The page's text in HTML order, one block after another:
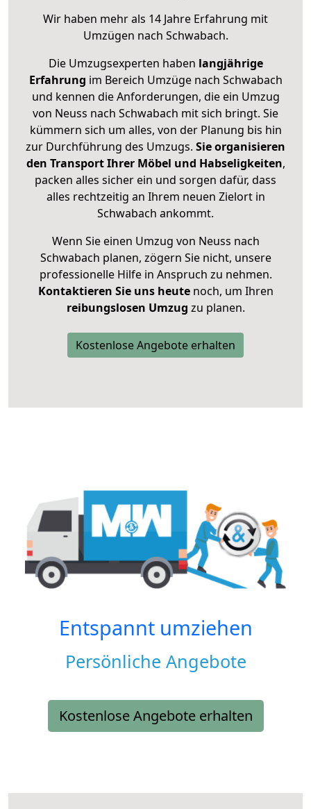
Wir haben mehr als 14 Jahre Erfahrung mit
Umzügen nach Schwabach.
Die Umzugsexperten haben langjährige
Erfahrung im Bereich Umzüge nach Schwabach
und kennen die Anforderungen, die ein Umzug
von Neuss nach Schwabach mit sich bringt. Sie
kümmern sich um alles, von der Planung bis hin
zur Durchführung des Umzugs. Sie organisieren
den Transport Ihrer Möbel und Habseligkeiten,
packen alles sicher ein und sorgen dafür, dass
alles rechtzeitig an Ihrem neuen Zielort in
Schwabach ankommt.
Wenn Sie einen Umzug von Neuss nach
Schwabach planen, zögern Sie nicht, unsere
professionelle Hilfe in Anspruch zu nehmen.
Kontaktieren Sie uns heutenoch, um Ihren
reibungslosen Umzug zu planen.
Kostenlose Angebote erhalten
Entspannt umziehen
Persönliche Angebote
Kostenlose Angebote erhalten